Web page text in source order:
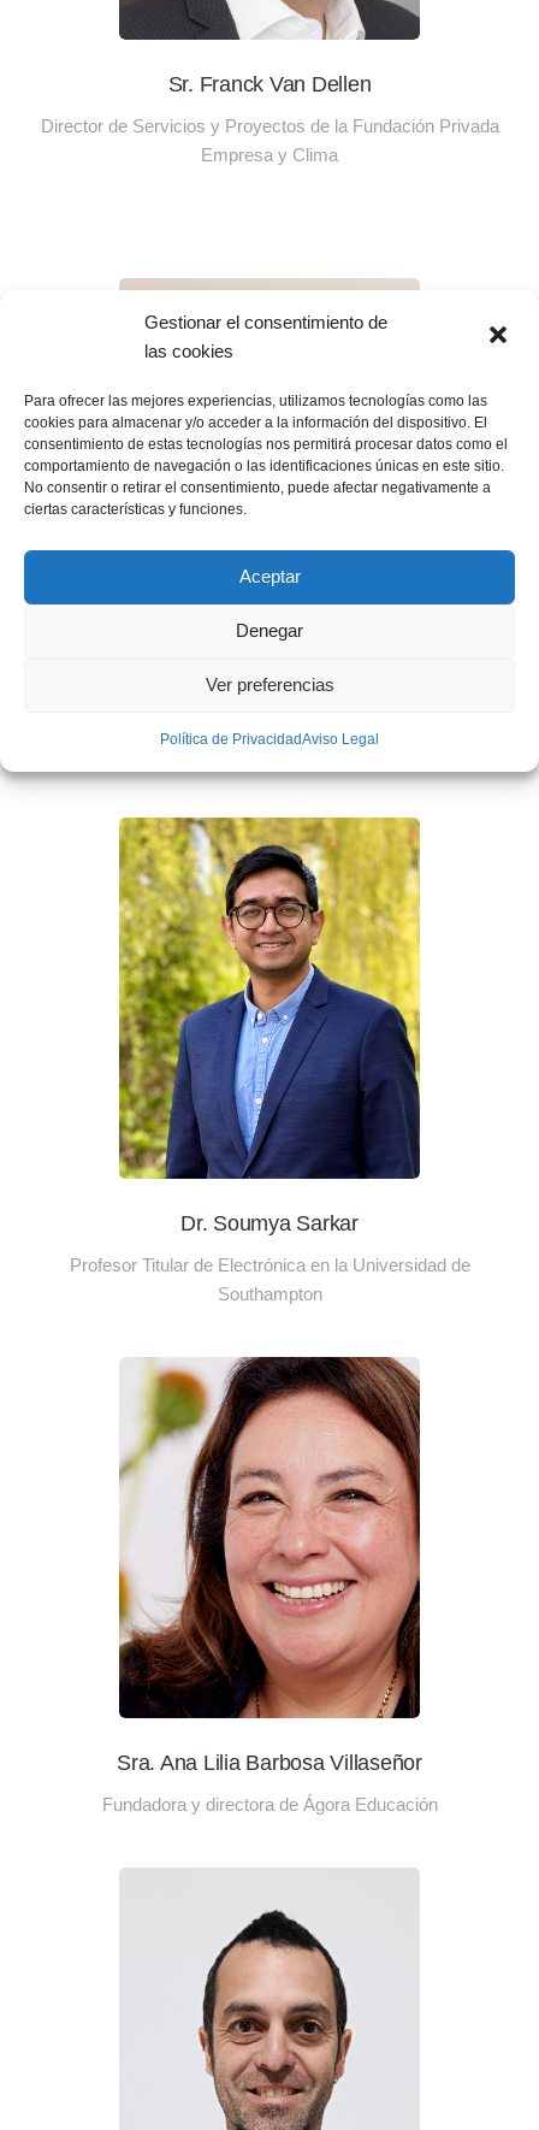
Gestionar el consentimiento de
las cookies
Para ofrecer las mejores experiencias, utilizamos tecnologías como las
cookies para almacenar y/o acceder a la información del dispositivo. El
consentimiento de estas tecnologías nos permitirá procesar datos como el
comportamiento de navegación o las identificaciones únicas en este sitio.
No consentir o retirar el consentimiento, puede afectar negativamente a
ciertas características y funciones.
Aceptar
Denegar
Ver preferencias
Política de PrivacidadAviso Legal
Sr. Franck Van Dellen
Director de Servicios y Proyectos de la Fundación Privada
Empresa y Clima
Sra. Alexandra Lillo
Dr. Soumya Sarkar
Profesor Titular de Electrónica en la Universidad de
Southampton
Sra. Ana Lilia Barbosa Villaseñor
Fundadora y directora de Ágora Educación